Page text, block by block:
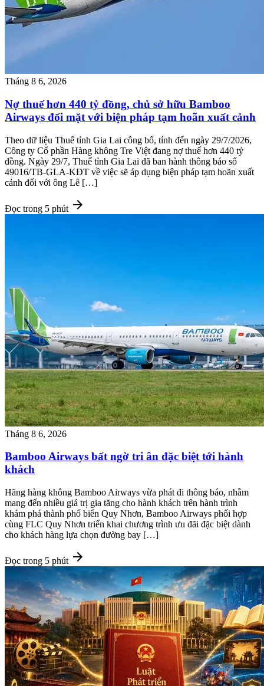
Tháng 8 6, 2026
Nợ thuế hơn 440 tỷ đồng, chủ sở hữu Bamboo
Airways đối mặt với biện pháp tạm hoãn xuất cảnh
Theo dữ liệu Thuế tỉnh Gia Lai công bố, tính đến ngày 29/7/2026,
Công ty Cổ phần Hàng không Tre Việt đang nợ thuế hơn 440 tỷ
đồng. Ngày 29/7, Thuế tỉnh Gia Lai đã ban hành thông báo số
49016/TB-GLA-KĐT về việc sẽ áp dụng biện pháp tạm hoãn xuất
cảnh đối với ông Lê […]
Đọc trong 5 phút arrow_forward
Tháng 8 6, 2026
Bamboo Airways bất ngờ tri ân đặc biệt tới hành
khách
Hãng hàng không Bamboo Airways vừa phát đi thông báo, nhằm
mang đến nhiều giá trị gia tăng cho hành khách trên hành trình
khám phá thành phố biển Quy Nhơn, Bamboo Airways phối hợp
cùng FLC Quy Nhơn triển khai chương trình ưu đãi đặc biệt dành
cho khách hàng lựa chọn đường bay […]
Đọc trong 5 phút arrow_forward